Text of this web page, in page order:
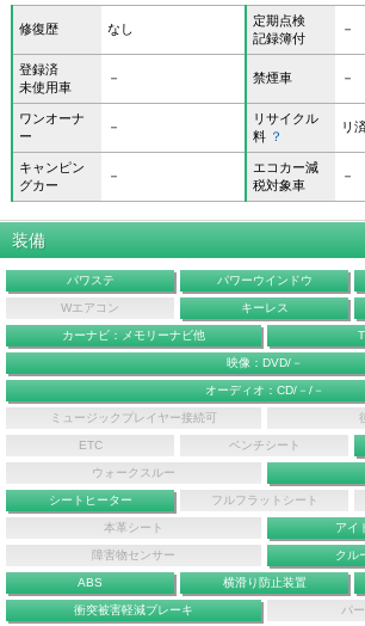
修復歴 なし
定期点検
記録簿付
－
登録済
未使用車
－ 禁煙車 －
ワンオーナ
ー
－
リサイクル
料 ？
リ
キャンピン
グカー
－
エコカー減
税対象車
－
装備
パワステ パワーウインドウ
Wエアコン キーレス
カーナビ：メモリーナビ他
映像：DVD/－
オーディオ：CD/－/－
ミュージックプレイヤー接続可
ETC ベンチシート
ウォークスルー
シートヒーター フルフラットシート
本革シート アイ
障害物センサー クル
ABS 横滑り防止装置
衝突被害軽減ブレーキ パ